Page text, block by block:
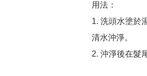
用法：
1. 洗頭水塗於
清水沖淨。
2. 沖淨後在髮